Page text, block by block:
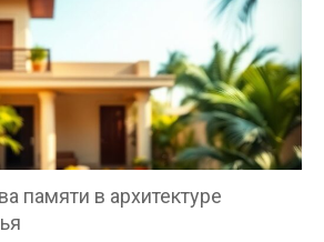
памяти в архитектуре